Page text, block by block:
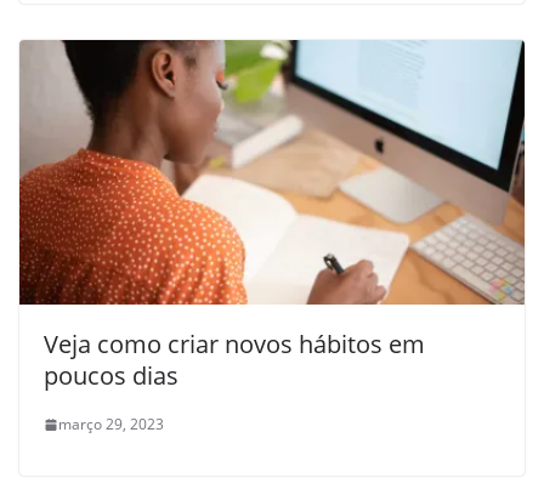
Veja como criar novos hábitos em
poucos dias
março 29, 2023